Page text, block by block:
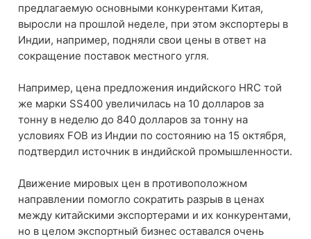
предлагаемую основными конкурентами Китая,
выросли на прошлой неделе, при этом экспортеры в
Индии, например, подняли свои цены в ответ на
сокращение поставок местного угля.
Например, цена предложения индийского HRC той
же марки SS400 увеличилась на 10 долларов за
тонну в неделю до 840 долларов за тонну на
условиях FOB из Индии по состоянию на 15 октября,
подтвердил источник в индийской промышленности.
Движение мировых цен в противоположном
направлении помогло сократить разрыв в ценах
между китайскими экспортерами и их конкурентами,
но в целом экспортный бизнес оставался очень